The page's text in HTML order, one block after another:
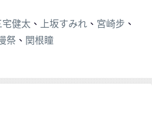
宅健太 、 上坂すみれ、 宮崎步 、
祭 、 関根瞳